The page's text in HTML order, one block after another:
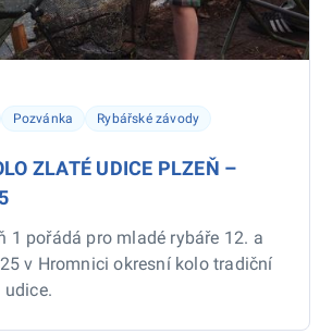
Pozvánka Rybářské závody
ZLATÉ UDICE PLZEŇ –
1 pořádá pro mladé rybáře 12. a
v Hromnici okresní kolo tradiční
udice.